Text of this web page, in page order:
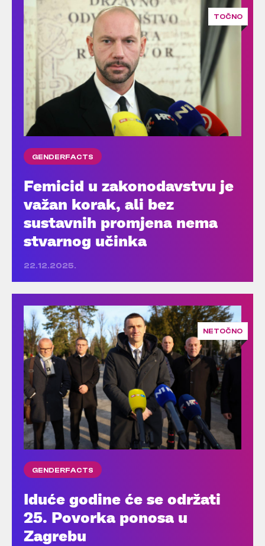
TOČNO
GENDERFACTS
Femicid u zakonodavstvu je
važan korak, ali bez
sustavnih promjena nema
stvarnog učinka
22.12.2025.
NETOČNO
GENDERFACTS
Iduće godine će se održati
25. Povorka ponosa u
Zagrebu